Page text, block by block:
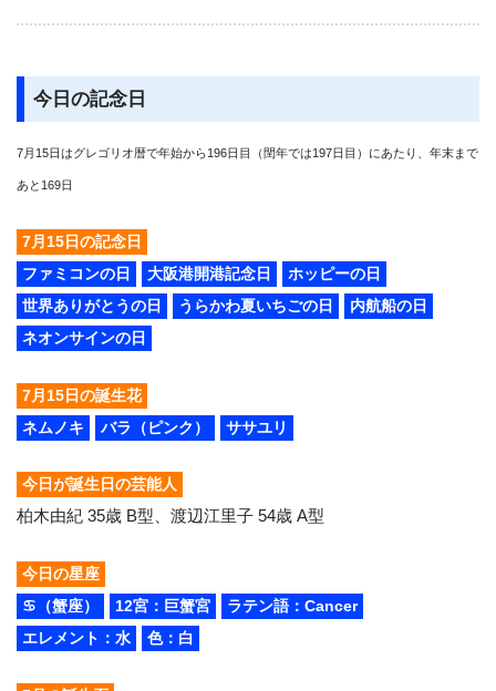
今日の記念日
7月15日はグレゴリオ暦で年始から196日目（閏年では197日目）にあたり、年末まで
あと169日
7月15日の記念日
ファミコンの日
大阪港開港記念日
ホッピーの日
世界ありがとうの日
うらかわ夏いちごの日
内航船の日
ネオンサインの日
7月15日の誕生花
ネムノキ
バラ（ピンク） ササユリ
今日が誕生日の芸能人
柏木由紀 35歳 B型、渡辺江里子 54歳 A型
今日の星座
♋（蟹座）
12宮：巨蟹宮
ラテン語：Cancer
エレメント：水
色：白